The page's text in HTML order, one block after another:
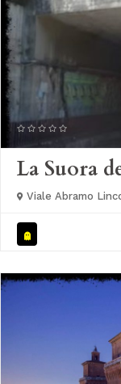
La Suora
Viale Abramo